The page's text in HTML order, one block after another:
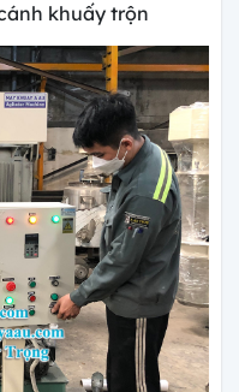
khuấy trộn